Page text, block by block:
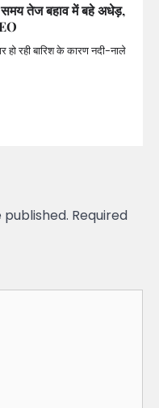
तेज बहाव में बहे अधेड़,
रही बारिश के कारण नदी-नाले
Required